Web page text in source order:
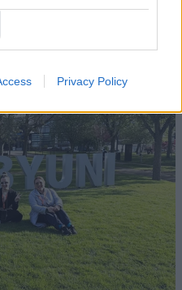
Privacy Policy
ή
και